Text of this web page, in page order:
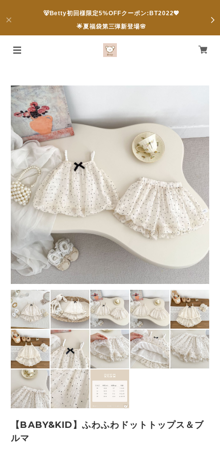
🐻Betty初回様限定5%OFFクーポン:BT2022💖
🌟夏福袋第三弾新登場🌸
【BABY&KID】ふわふわドットトップス＆ブ
ルマ